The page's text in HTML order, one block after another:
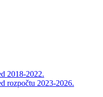
2018-2022.
rozpočtu 2023-2026.